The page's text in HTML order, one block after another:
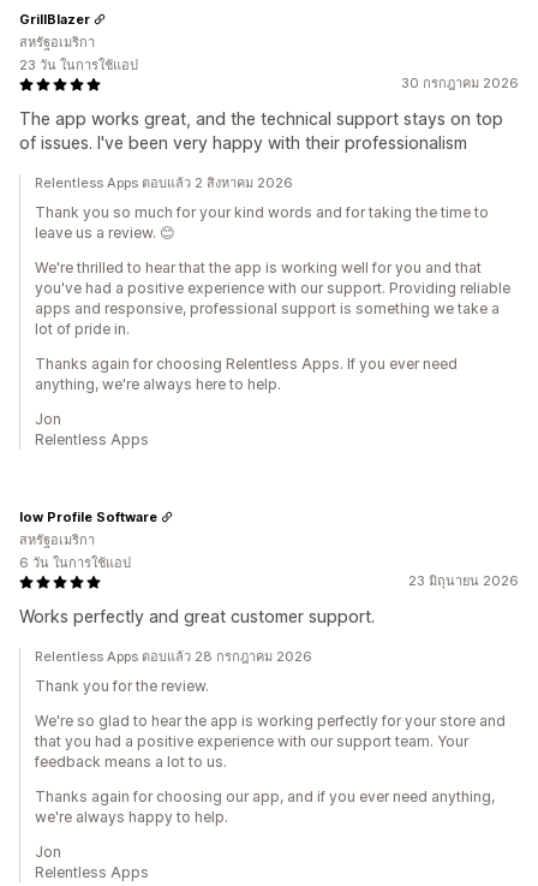
30 กรกฎาคม 2026
The app works great, and the technical support stays on top
of issues. I've been very happy with their professionalism
GrillBlazer
สหรัฐอเมริกา
23 วัน ในการใช้แอป
Relentless Apps ตอบแล้ว 2 สิงหาคม 2026
Thank you so much for your kind words and for taking the time to
leave us a review. 😊
We're thrilled to hear that the app is working well for you and that
you've had a positive experience with our support. Providing reliable
apps and responsive, professional support is something we take a
lot of pride in.
Thanks again for choosing Relentless Apps. If you ever need
anything, we're always here to help.
Jon
Relentless Apps
23 มิถุนายน 2026
Works perfectly and great customer support.
low Profile Software
สหรัฐอเมริกา
6 วัน ในการใช้แอป
Relentless Apps ตอบแล้ว 28 กรกฎาคม 2026
Thank you for the review.
We're so glad to hear the app is working perfectly for your store and
that you had a positive experience with our support team. Your
feedback means a lot to us.
Thanks again for choosing our app, and if you ever need anything,
we're always happy to help.
Jon
Relentless Apps